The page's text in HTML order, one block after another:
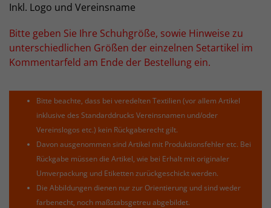
Inkl. Logo und Vereinsname
Bitte geben Sie Ihre Schuhgröße, sowie Hinweise zu
unterschiedlichen Größen der einzelnen Setartikel im
Kommentarfeld am Ende der Bestellung ein.
Bitte beachte, dass bei veredelten Textilien (vor allem Artikel
inklusive des Standarddrucks Vereinsnamen und/oder
Vereinslogos etc.) kein Rückgaberecht gilt.
Davon ausgenommen sind Artikel mit Produktionsfehler etc. Bei
Rückgabe müssen die Artikel, wie bei Erhalt mit originaler
Umverpackung und Etiketten zurückgeschickt werden.
Die Abbildungen dienen nur zur Orientierung und sind weder
farbenecht, noch maßstabsgetreu abgebildet.